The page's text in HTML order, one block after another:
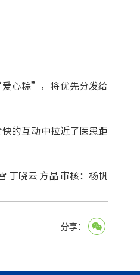
心粽”，将优先分发给
的互动中拉近了医患距
丁晓云 方晶 审核：杨帆
分享：